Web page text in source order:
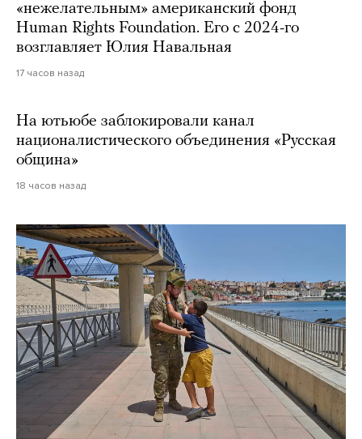
«нежелательным» американский фонд
Human Rights Foundation. Его с 2024-го
возглавляет Юлия Навальная
17 часов назад
На ютьюбе заблокировали канал
националистического объединения «Русская
община»
18 часов назад